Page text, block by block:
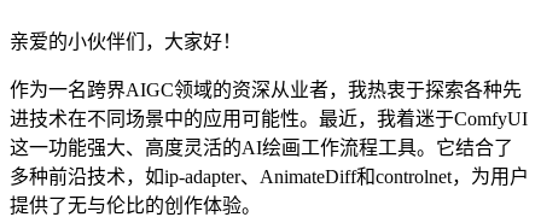
亲爱的小伙伴们，大家好！
作为一名跨界AIGC领域的资深从业者，我热衷于探索各种先
进技术在不同场景中的应用可能性。最近，我着迷于ComfyUI
这一功能强大、高度灵活的AI绘画工作流程工具。它结合了
多种前沿技术，如ip-adapter、AnimateDiff和controlnet，为用户
提供了无与伦比的创作体验。